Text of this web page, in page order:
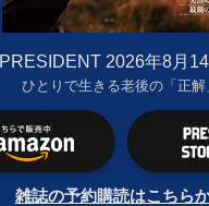
PRESIDENT 2026年8月
ひとりで生きる老後の「正解
雑誌の予約購読はこちら